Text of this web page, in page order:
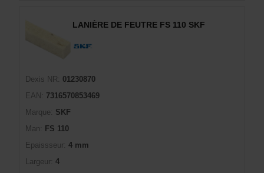
LANIÈRE DE FEUTRE FS 110 SKF
Dexis NR:
01230870
EAN:
7316570853469
Marque:
SKF
Man:
FS 110
Epaissseur: 4 mm
Largeur: 4